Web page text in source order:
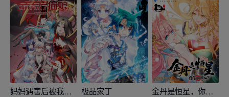
妈妈遇害后被我变成了猫娘 极品家丁 金丹是恒星，你管这叫修仙？